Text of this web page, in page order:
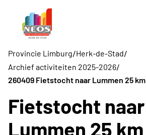
Provincie Limburg/Herk-de-Stad/
Archief activiteiten 2025-2026/
260409 Fietstocht naar Lummen 25 km
Fietstocht naar
Lummen 25 km